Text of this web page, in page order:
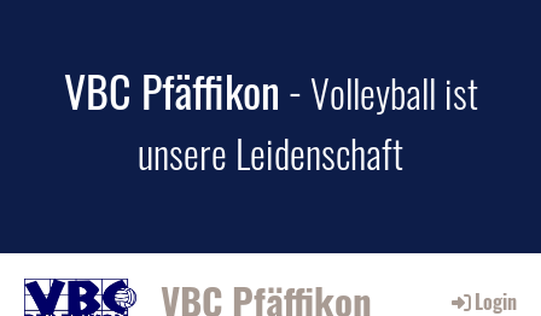
VBC Pfäffikon-Volleyball ist
unsere Leidenschaft
VBC Pfäffikon Login